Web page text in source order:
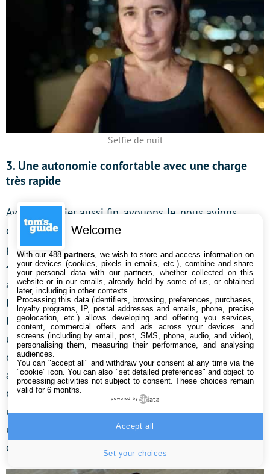
Selfie de nuit
3. Une autonomie confortable avec une charge
très rapide
Avec un boîtier aussi fin, avouons-le, nous avions
quelques doutes quant à l’autonomie du Reno 8, qui
parvient tout de même à embarquer une batterie de
4500 mAh. L’inquiétude a vite été éliminée. L’appareil
affiche une confortable endurance qui vous fera très
largement passer le cap d’un à deux jours d’utilisation
loin de toute prise électrique (en fonctions de vos
usages). Nous avons relevé un très bon résultat
d’environ 13 heures en streaming vidéo, écran poussé
au maximum de sa luminosité. Un temps identique à
celui mesuré sur le Reno 7, sans trop de surprise avec
une batterie et un écran de taille identique. Sur des
usages intensifs come le jeu, il sera toutefois difficile
de dépasser les 3h30.
Welcome
With our 488partners , we wish to store and access information on
your devices (cookies, pixels in emails, etc.), combine and share
your personal data with our partners, whether collected on this
website or in our emails, already held by some of us, or obtained
later, including in other contexts.
Processing this data (identifiers, browsing, preferences, purchases,
loyalty programs, IP, postal addresses and emails, phone, precise
geolocation, etc.) allows developing and offering you services,
content, commercial offers and ads across your devices and
screens (including by email, post, SMS, phone, audio, and video),
personalising them, measuring their performance, and analysing
audiences.
You can "accept all" and withdraw your consent at any time via the
"cookie" icon. You can also "set detailed preferences" and object to
processing activities not subject to consent. These choices remain
valid for 6 months.
powered by
Set your choices
Accept all